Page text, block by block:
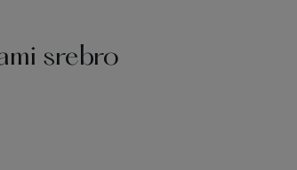
srebro